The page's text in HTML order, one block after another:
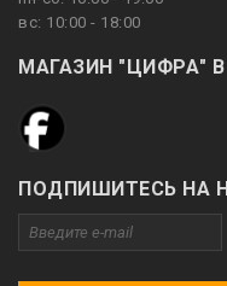
вс: 10:00 - 18:00
МАГАЗИН "ЦИФРА"
ПОДПИШИТЕСЬ НА